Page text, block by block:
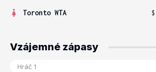
Toronto WTA
Vzájemné zápasy